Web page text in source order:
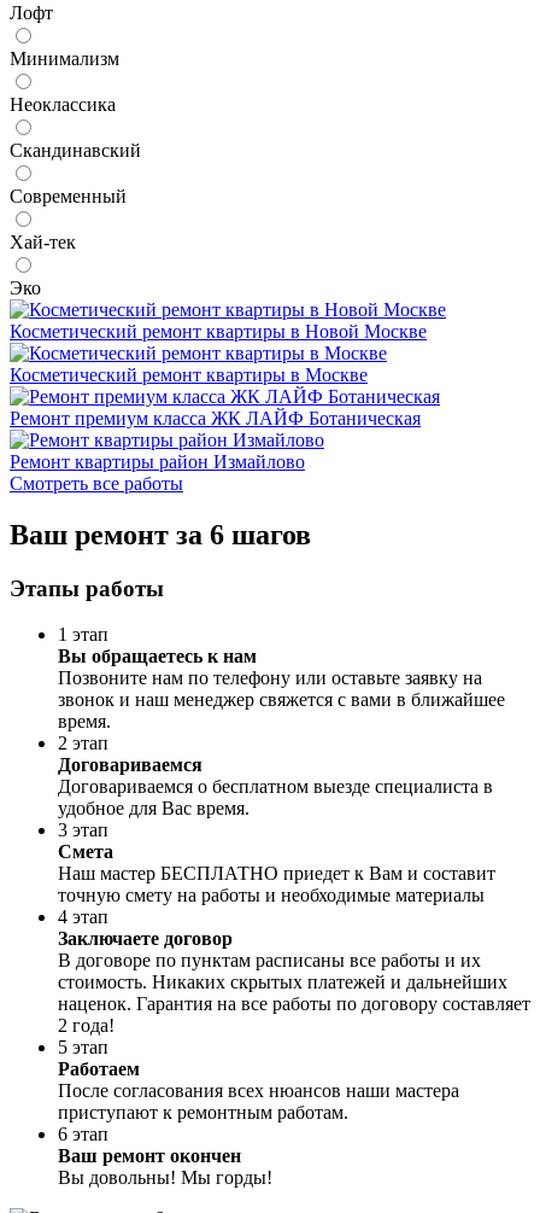
Лофт
Минимализм
Неоклассика
Скандинавский
Современный
Хай-тек
Эко
Косметический ремонт квартиры в Новой Москве
Косметический ремонт квартиры в Москве
Ремонт премиум класса ЖК ЛАЙФ Ботаническая
Ремонт квартиры район Измайлово
Смотреть все работы
Ваш ремонт за 6 шагов
Этапы работы
1 этап
Вы обращаетесь к нам
Позвоните нам по телефону или оставьте заявку на
звонок и наш менеджер свяжется с вами в ближайшее
время.
2 этап
Договариваемся
Договариваемся о бесплатном выезде специалиста в
удобное для Вас время.
3 этап
Смета
Наш мастер БЕСПЛАТНО приедет к Вам и составит
точную смету на работы и необходимые материалы
4 этап
Заключаете договор
В договоре по пунктам расписаны все работы и их
стоимость. Никаких скрытых платежей и дальнейших
наценок. Гарантия на все работы по договору составляет
2 года!
5 этап
Работаем
После согласования всех нюансов наши мастера
приступают к ремонтным работам.
6 этап
Ваш ремонт окончен
Вы довольны! Мы горды!